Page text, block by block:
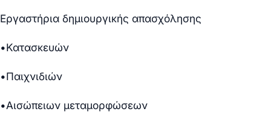
Εργαστήρια δημιουργικής απασχόλησης
•Κατασκευών
•Παιχνιδιών
•Αισώπειων μεταμορφώσεων